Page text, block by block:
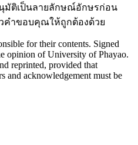
มัติเป็นลายลักษณ์อักษรก่อน
คำขอบคุณให้ถูกต้องด้วย
for their contents. Signed
opinion of University of Phayao.
reprinted, provided that
and acknowledgement must be